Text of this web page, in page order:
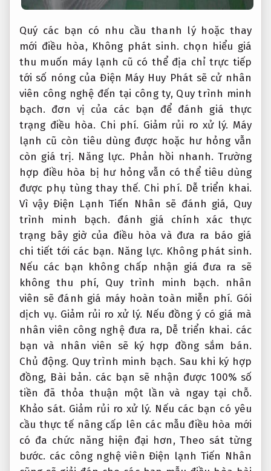
Quý các bạn có nhu cầu thanh lý hoặc thay
mới điều hòa, Không phát sinh. chọn hiểu giá
thu muốn máy lạnh cũ có thể địa chỉ trực tiếp
tới số nóng của Điện Máy Huy Phát sẽ cử nhân
viên công nghệ đến tại công ty, Quy trình minh
bạch. đơn vị của các bạn để đánh giá thực
trạng điều hòa. Chi phí. Giảm rủi ro xử lý. Máy
lạnh cũ còn tiêu dùng được hoặc hư hỏng vẫn
còn giá trị. Năng lực. Phản hồi nhanh. Trường
hợp điều hòa bị hư hỏng vẫn có thể tiêu dùng
được phụ tùng thay thế. Chi phí. Dễ triển khai.
Vì vậy Điện Lạnh Tiến Nhân sẽ đánh giá, Quy
trình minh bạch. đánh giá chính xác thực
trạng bây giờ của điều hòa và đưa ra báo giá
chi tiết tới các bạn. Năng lực. Không phát sinh.
Nếu các bạn không chấp nhận giá đưa ra sẽ
không thu phí, Quy trình minh bạch. nhân
viên sẽ đánh giá máy hoàn toàn miễn phí. Gói
dịch vụ. Giảm rủi ro xử lý. Nếu đồng ý có giá mà
nhân viên công nghệ đưa ra, Dễ triển khai. các
bạn và nhân viên sẽ ký hợp đồng sắm bán.
Chủ động. Quy trình minh bạch. Sau khi ký hợp
đồng, Bài bản. các bạn sẽ nhận được 100% số
tiền đã thỏa thuận một lần và ngay tại chỗ.
Khảo sát. Giảm rủi ro xử lý. Nếu các bạn có yêu
cầu thực tế nâng cấp lên các mẫu điều hòa mới
có đa chức năng hiện đại hơn,Theo sát từng
bước. các công nghệ viên Điện lạnh Tiến Nhân